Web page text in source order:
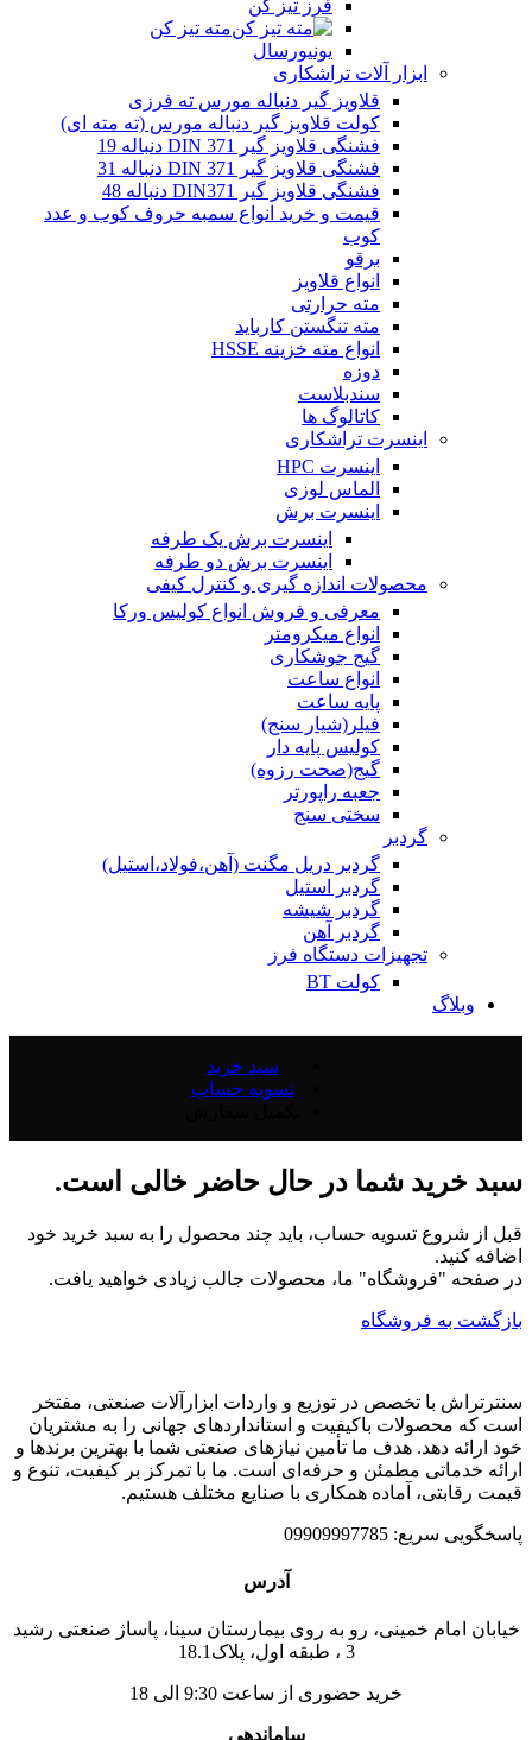
فرز تیز کن
مته تیز کن
یونیورسال
ابزار آلات تراشکاری
قلاویز گیر دنباله مورس ته فرزی
کولت قلاویز گیر دنباله مورس (ته مته ای)
فشنگی قلاویز گیر DIN 371 دنباله 19
فشنگی قلاویز گیر DIN 371 دنباله 31
فشنگی قلاویز گیر DIN371 دنباله 48
قیمت و خرید انواع سمبه حروف کوب و عدد
کوب
برقو
انواع قلاویز
مته حرارتی
مته تنگستن کارباید
انواع مته خزینه HSSE
دوزه
سندبلاست
کاتالوگ ها
اینسرت تراشکاری
اینسرت HPC
الماس لوزی
اینسرت برش
اینسرت برش یک طرفه
اینسرت برش دو طرفه
محصولات اندازه گیری و کنترل کیفی
معرفی و فروش انواع کولیس ورکا
انواع میکرومتر
گیج جوشکاری
انواع ساعت
پایه ساعت
فیلر(شیار سنج)
کولیس پایه دار
گیج(صحت رزوه)
جعبه راپورتر
سختی سنج
گردبر
گردبر دریل مگنت (آهن،فولاد،استیل)
گردبر استیل
گردبر شیشه
گردبر آهن
تجهیزات دستگاه فرز
کولت BT
وبلاگ
سبد خرید
تسویه حساب
سبد خرید شما در حال حاضر خالی است.
قبل از شروع تسویه حساب، باید چند محصول را به سبد خرید خود
اضافه کنید.
در صفحه "فروشگاه" ما، محصولات جالب زیادی خواهید یافت.
بازگشت به فروشگاه
سنترتراش با تخصص در توزیع و واردات ابزارآلات صنعتی، مفتخر
است که محصولات باکیفیت و استانداردهای جهانی را به مشتریان
خود ارائه دهد. هدف ما تأمین نیازهای صنعتی شما با بهترین برندها و
ارائه خدماتی مطمئن و حرفه‌ای است. ما با تمرکز بر کیفیت، تنوع و
قیمت رقابتی، آماده همکاری با صنایع مختلف هستیم.
پاسخگویی سریع: 09909997785
آدرس
خیابان امام خمینی، رو به روی بیمارستان سینا، پاساژ صنعتی رشید
3 ، طبقه اول، پلاک18.1
خرید حضوری از ساعت 9:30 الی 18
ساماندهی